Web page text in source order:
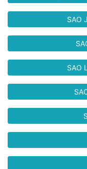
SAO
SAO